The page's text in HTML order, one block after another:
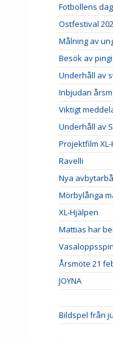
Fotbollens dag
Ostfestival
Målning av
Besök av
Underhåll av
Inbjudan
Viktigt
Underhåll av
Projektfilm
Ravelli
Nya
Mörbylånga
XL-Hjälpen
Mattias har
Årsmöte 21
JOYNA
Bildspel från